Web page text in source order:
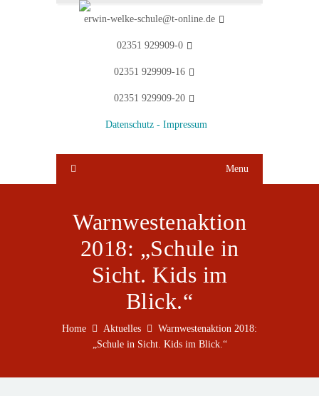
erwin-welke-schule@t-online.de
02351 929909-0
02351 929909-16
02351 929909-20
Datenschutz - Impressum
Menu
Warnwestenaktion
2018: „Schule in
Sicht. Kids im
Blick.“
Home Aktuelles
Warnwestenaktion 2018:
„Schule in Sicht. Kids im Blick.“